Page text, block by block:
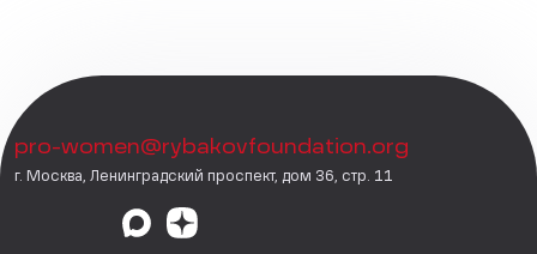
pro-women@rybakovfoundation.org
г. Москва, Ленинградский проспект, дом 36, стр. 11